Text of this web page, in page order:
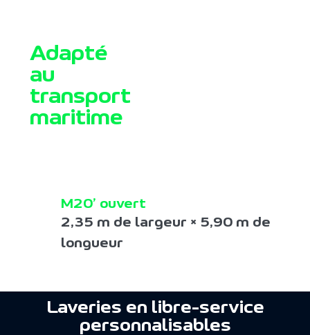
Adapté
au
transport
maritime
M20’ ouvert
2,35 m de largeur × 5,90 m de
longueur
Laveries en libre-service
personnalisables